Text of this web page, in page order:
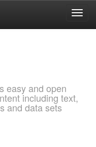
easy and open
including text,
and data sets